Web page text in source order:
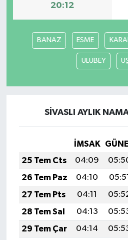
20:12
BANAZ ESME
ULUBEY
SİVASLI AYLIK
İMSAK
25 Tem Cts
04:09
26 Tem Paz
04:10 05:51
27 Tem Pts
04:11
28 Tem Sal
04:13
29 Tem Çar
04:14